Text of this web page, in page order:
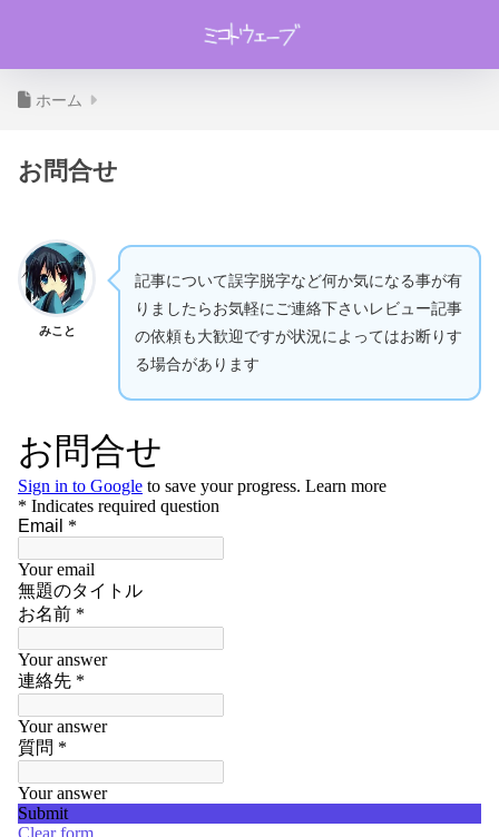
ホーム
お問合せ
みこと
記事について誤字脱字など何か気になる事が有
りましたらお気軽にご連絡下さいレビュー記事
の依頼も大歓迎ですが状況によってはお断りす
る場合があります